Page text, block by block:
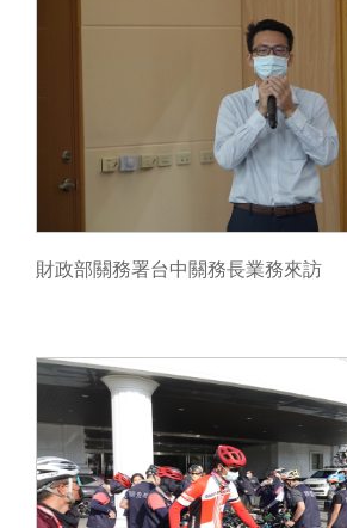
財政部關務署台中關務長業務來訪